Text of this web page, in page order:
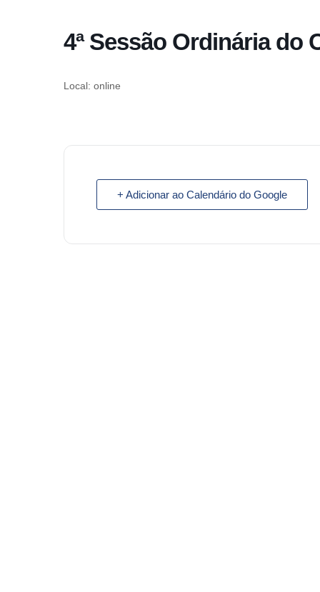
4ª Sessão Ordinária do
Local: online
+ Adicionar ao Calendário do Google